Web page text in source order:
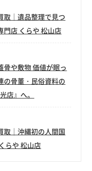
取｜遺品整理で見つ
門店 くらや 松山店
骨や敷物 価値が眠っ
の骨董・民俗資料の
店』へ。
取｜沖縄初の人間国
らや 松山店